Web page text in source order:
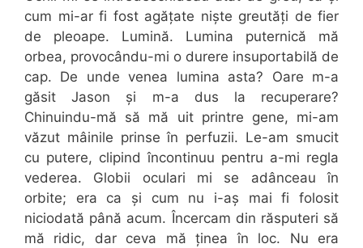
cum mi-ar fi fost agățate niște greutăți de fier
de pleoape. Lumină. Lumina puternică mă
orbea, provocându-mi o durere insuportabilă de
cap. De unde venea lumina asta? Oare m-a
găsit Jason și m-a dus la recuperare?
Chinuindu-mă să mă uit printre gene, mi-am
văzut mâinile prinse în perfuzii. Le-am smucit
cu putere, clipind încontinuu pentru a-mi regla
vederea. Globii oculari mi se adânceau în
orbite; era ca și cum nu i-aș mai fi folosit
niciodată până acum. Încercam din răsputeri să
mă ridic, dar ceva mă ținea în loc. Nu era